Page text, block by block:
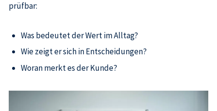
prüfbar:
Was bedeutet der Wert im Alltag?
Wie zeigt er sich in Entscheidungen?
Woran merkt es der Kunde?